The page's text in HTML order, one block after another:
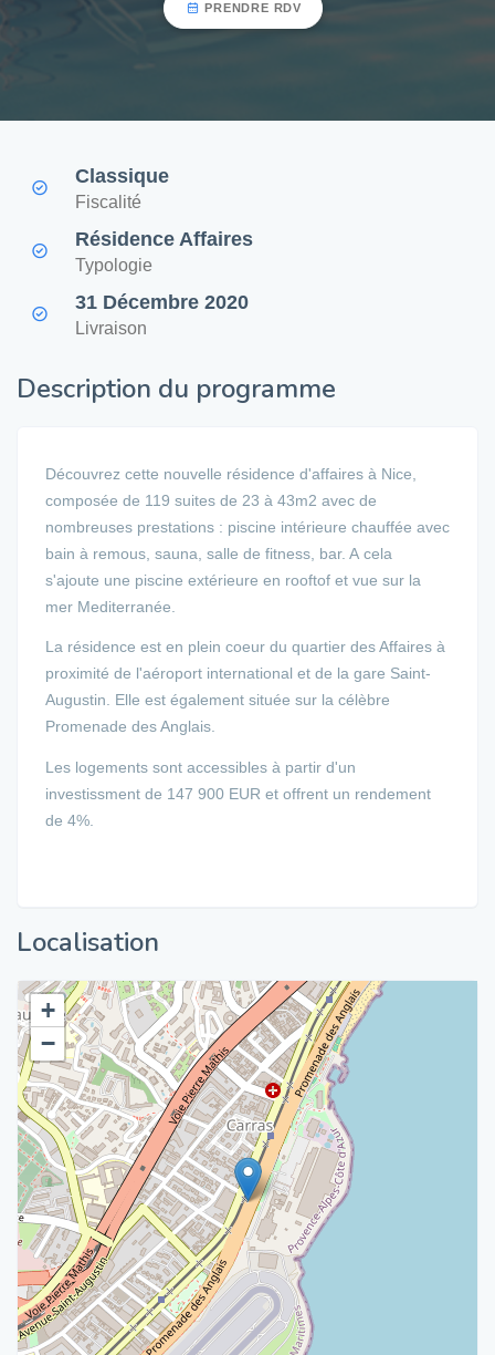
PRENDRE RDV
Classique
Fiscalité
Résidence Affaires
Typologie
31 Décembre 2020
Livraison
Description du programme
Découvrez cette nouvelle résidence d'affaires à Nice,
composée de 119 suites de 23 à 43m2 avec de
nombreuses prestations : piscine intérieure chauffée avec
bain à remous, sauna, salle de fitness, bar. A cela
s'ajoute une piscine extérieure en rooftof et vue sur la
mer Mediterranée.
La résidence est en plein coeur du quartier des Affaires à
proximité de l'aéroport international et de la gare Saint-
Augustin. Elle est également située sur la célèbre
Promenade des Anglais.
Les logements sont accessibles à partir d'un
investissment de 147 900 EUR et offrent un rendement
de 4%.
Localisation
+
−